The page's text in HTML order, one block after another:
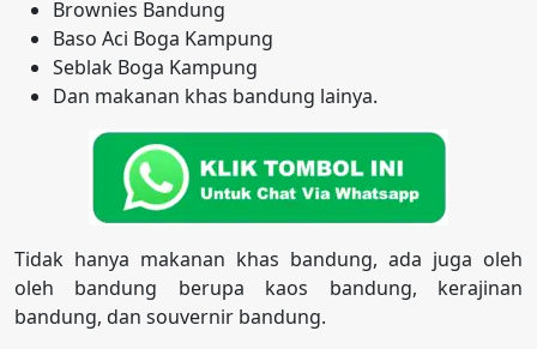
Brownies Bandung
Baso Aci Boga Kampung
Seblak Boga Kampung
Dan makanan khas bandung lainya.
Tidak hanya makanan khas bandung, ada juga oleh
oleh bandung berupa kaos bandung, kerajinan
bandung, dan souvernir bandung.